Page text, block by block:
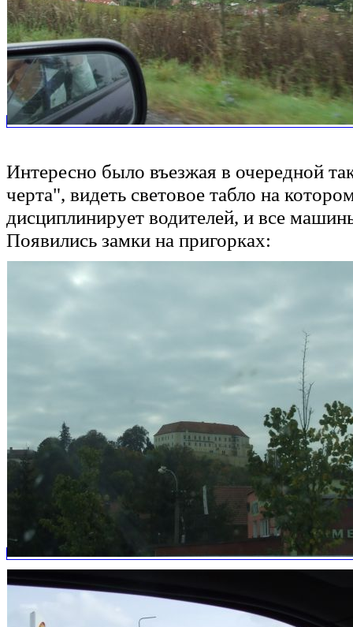
Интересно было въезжая в очередной
черта", видеть световое табло на
дисциплинирует водителей, и все
Появились замки на пригорках: